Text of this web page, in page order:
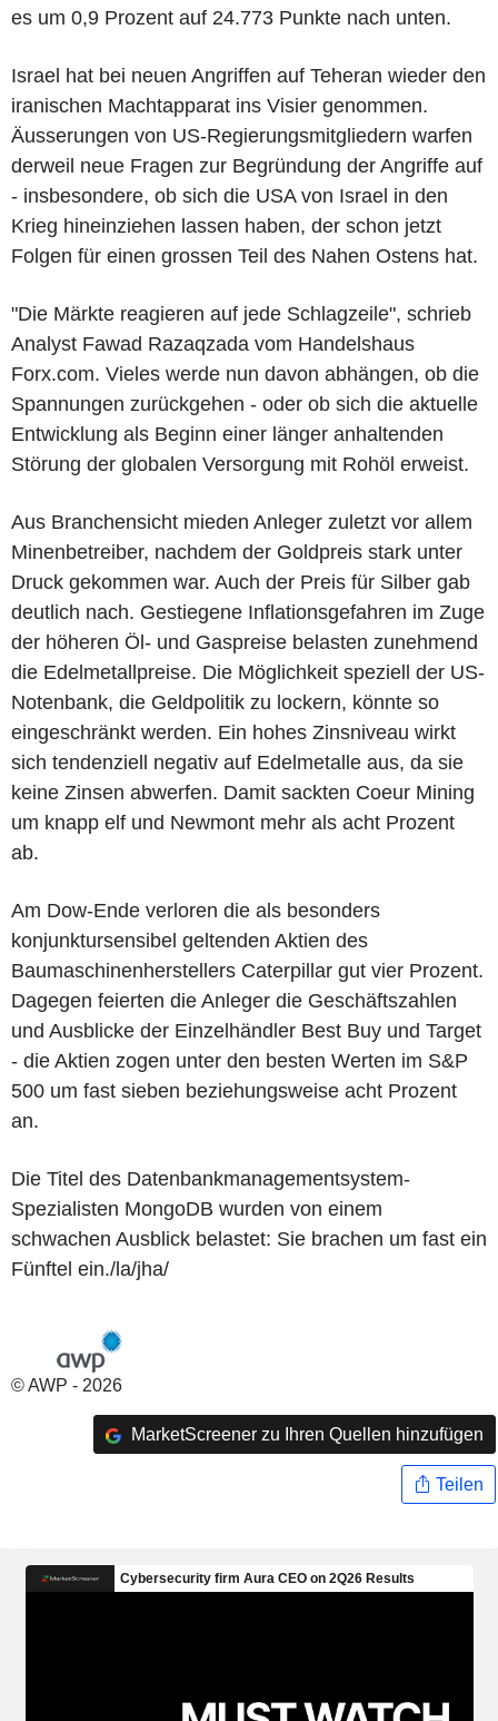
es um 0,9 Prozent auf 24.773 Punkte nach unten.
Israel hat bei neuen Angriffen auf Teheran wieder den
iranischen Machtapparat ins Visier genommen.
Äusserungen von US-Regierungsmitgliedern warfen
derweil neue Fragen zur Begründung der Angriffe auf
- insbesondere, ob sich die USA von Israel in den
Krieg hineinziehen lassen haben, der schon jetzt
Folgen für einen grossen Teil des Nahen Ostens hat.
"Die Märkte reagieren auf jede Schlagzeile", schrieb
Analyst Fawad Razaqzada vom Handelshaus
Forx.com. Vieles werde nun davon abhängen, ob die
Spannungen zurückgehen - oder ob sich die aktuelle
Entwicklung als Beginn einer länger anhaltenden
Störung der globalen Versorgung mit Rohöl erweist.
Aus Branchensicht mieden Anleger zuletzt vor allem
Minenbetreiber, nachdem der Goldpreis stark unter
Druck gekommen war. Auch der Preis für Silber gab
deutlich nach. Gestiegene Inflationsgefahren im Zuge
der höheren Öl- und Gaspreise belasten zunehmend
die Edelmetallpreise. Die Möglichkeit speziell der US-
Notenbank, die Geldpolitik zu lockern, könnte so
eingeschränkt werden. Ein hohes Zinsniveau wirkt
sich tendenziell negativ auf Edelmetalle aus, da sie
keine Zinsen abwerfen. Damit sackten Coeur Mining
um knapp elf und Newmont mehr als acht Prozent
ab.
Am Dow-Ende verloren die als besonders
konjunktursensibel geltenden Aktien des
Baumaschinenherstellers Caterpillar gut vier Prozent.
Dagegen feierten die Anleger die Geschäftszahlen
und Ausblicke der Einzelhändler Best Buy und Target
- die Aktien zogen unter den besten Werten im S&P
500 um fast sieben beziehungsweise acht Prozent
an.
Die Titel des Datenbankmanagementsystem-
Spezialisten MongoDB wurden von einem
schwachen Ausblick belastet: Sie brachen um fast ein
Fünftel ein./la/jha/
© AWP - 2026
MarketScreener zu Ihren Quellen hinzufügen
Teilen